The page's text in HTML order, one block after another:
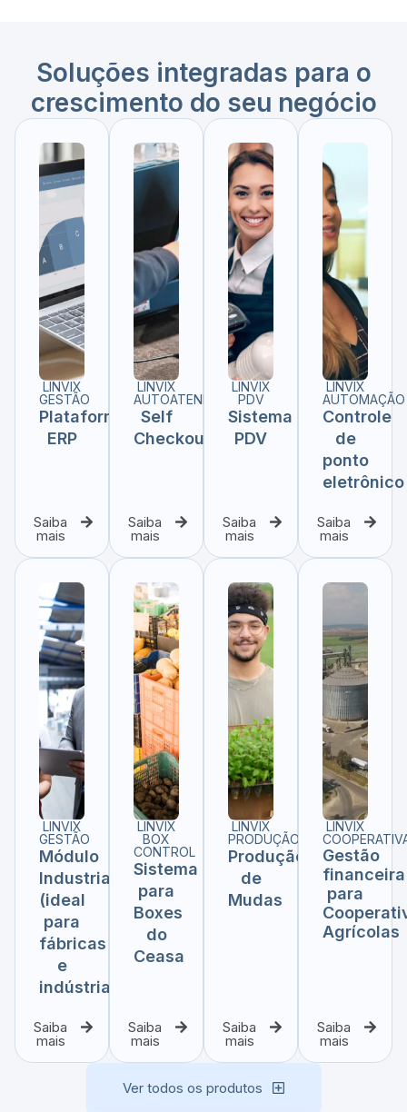
Soluções integradas para o
crescimento do seu negócio
LINVIX
GESTÃO
Plataforma
ERP​
Saiba
mais
LINVIX
AUTOATENDIMENTO
Self
Checkout​​
Saiba
mais
LINVIX
PDV
Sistema
PDV​​
Saiba
mais
LINVIX
AUTOMAÇÃO​
Controle
de
ponto
eletrônico​
Saiba
mais
LINVIX
GESTÃO
Módulo
Industrialização
(ideal
para
fábricas
e
indústrias)
Saiba
mais
LINVIX
BOX
CONTROL
Sistema
para
Boxes
do
Ceasa
Saiba
mais
LINVIX
PRODUÇÃO
Produção
de
Mudas
Saiba
mais
LINVIX
Gestão
financeira
para
Agrícolas
Saiba
mais
Ver todos os produtos